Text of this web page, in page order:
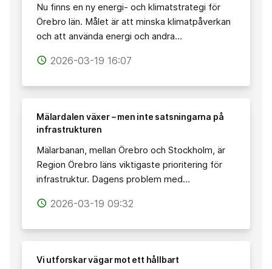
Nu finns en ny energi- och klimatstrategi för
Örebro län. Målet är att minska klimatpåverkan
och att använda energi och andra…
access_time 2026-03-19 16:07
Mälardalen växer – men inte satsningarna på
infrastrukturen
Mälarbanan, mellan Örebro och Stockholm, är
Region Örebro läns viktigaste prioritering för
infrastruktur. Dagens problem med…
access_time 2026-03-19 09:32
Vi utforskar vägar mot ett hållbart